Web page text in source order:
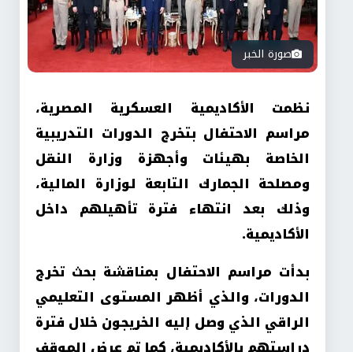
صورة الخبر
نظمت الأكاديمية العسكرية المصرية،
مراسم الاحتفال بتخرج الدورات التدريبية
الخاصة بهيئات وأجهزة وزارة النقل
ومصلحة الجمارك التابعة لوزارة المالية،
وذلك بعد انتهاء فترة تأهيلهم داخل
الأكاديمية.
بدأت مراسم الاحتفال بمناقشة بحث تخرج
الدورات، والذي أظهر المستوى التعليمي
الراقي الذي وصل إليه الخريجون خلال فترة